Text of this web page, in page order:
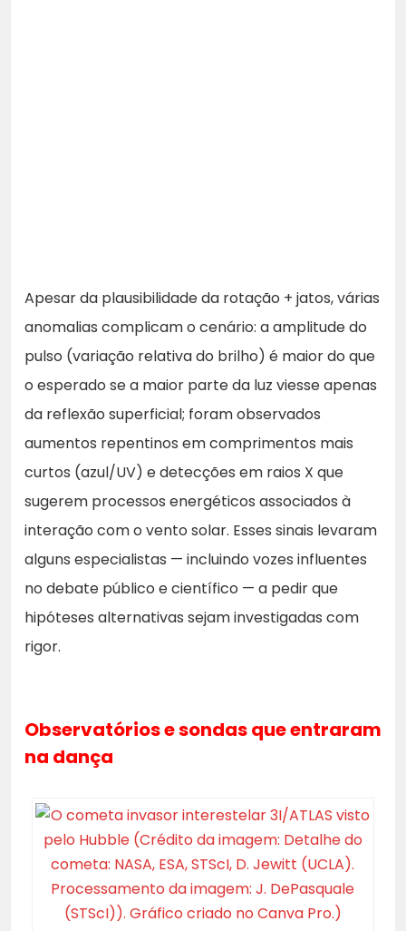
Apesar da plausibilidade da rotação + jatos, várias
anomalias complicam o cenário: a amplitude do
pulso (variação relativa do brilho) é maior do que
o esperado se a maior parte da luz viesse apenas
da reflexão superficial; foram observados
aumentos repentinos em comprimentos mais
curtos (azul/UV) e detecções em raios X que
sugerem processos energéticos associados à
interação com o vento solar. Esses sinais levaram
alguns especialistas — incluindo vozes influentes
no debate público e científico — a pedir que
hipóteses alternativas sejam investigadas com
rigor.
Observatórios e sondas que entraram
na dança